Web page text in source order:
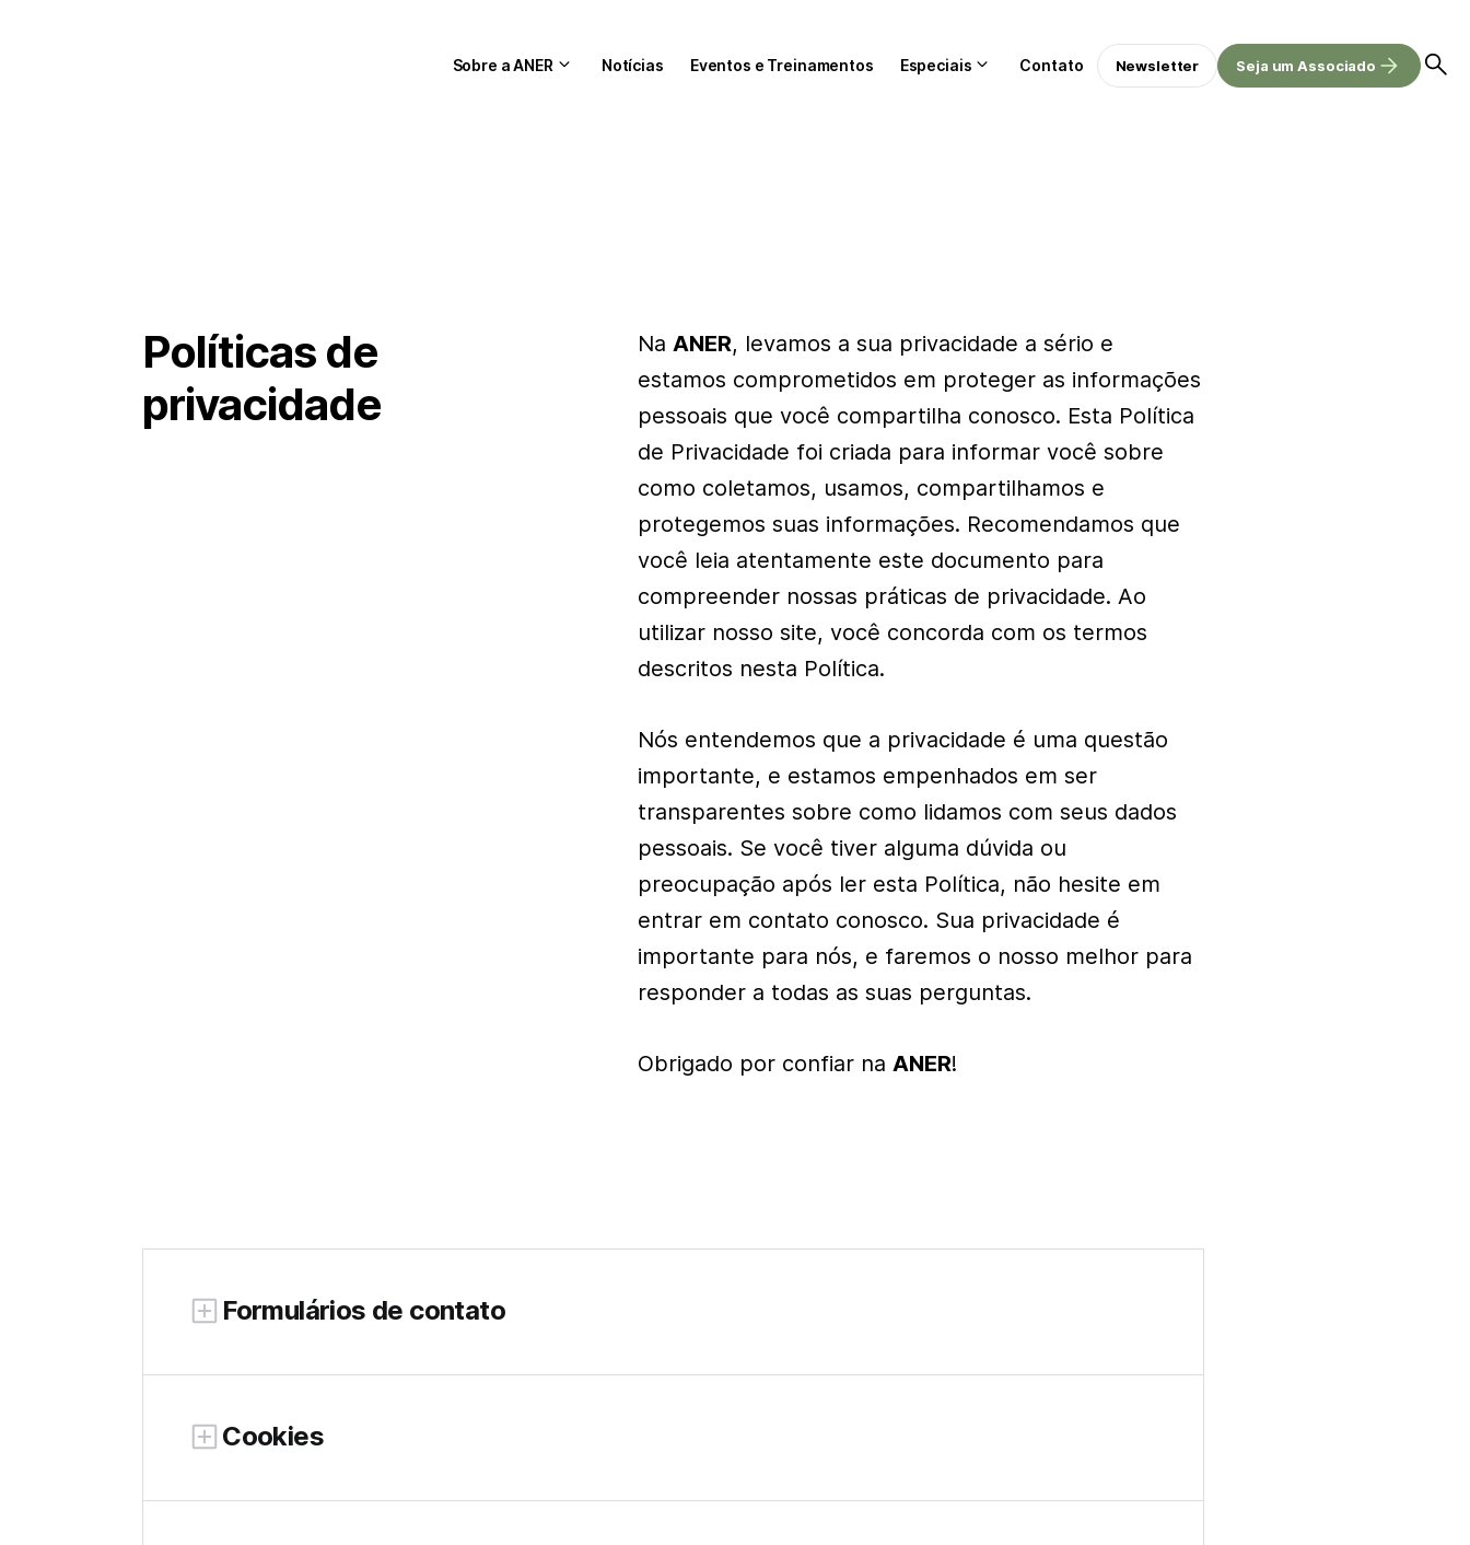
Sobre a ANER Notícias Eventos e Treinamentos Especiais Contato Newsletter Seja um Associado
Políticas de
privacidade
Na ANER, levamos a sua privacidade a sério e
estamos comprometidos em proteger as informações
pessoais que você compartilha conosco. Esta Política
de Privacidade foi criada para informar você sobre
como coletamos, usamos, compartilhamos e
protegemos suas informações. Recomendamos que
você leia atentamente este documento para
compreender nossas práticas de privacidade. Ao
utilizar nosso site, você concorda com os termos
descritos nesta Política.
Nós entendemos que a privacidade é uma questão
importante, e estamos empenhados em ser
transparentes sobre como lidamos com seus dados
pessoais. Se você tiver alguma dúvida ou
preocupação após ler esta Política, não hesite em
entrar em contato conosco. Sua privacidade é
importante para nós, e faremos o nosso melhor para
responder a todas as suas perguntas.
Obrigado por confiar na ANER!
Formulários de contato
Cookies